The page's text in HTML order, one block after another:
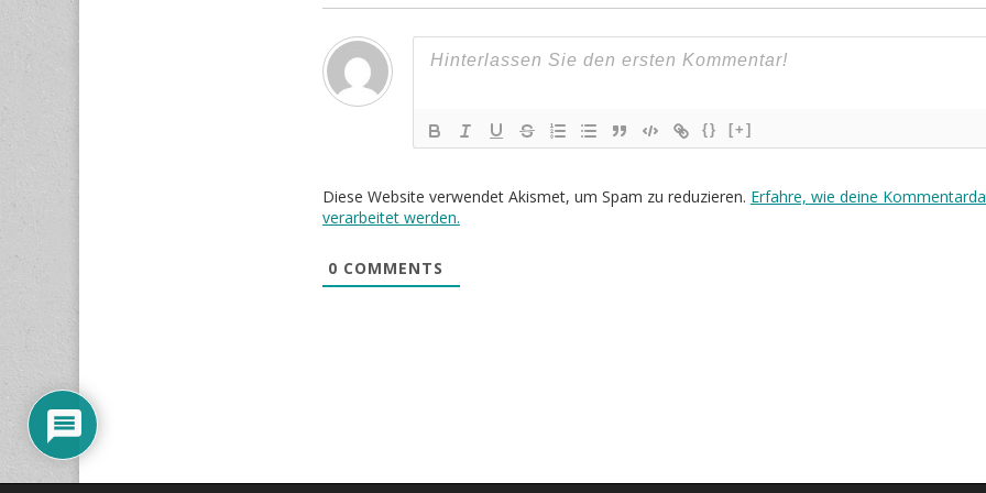
{} [+]
Diese Website verwendet Akismet, um Spam zu reduzieren. Erfahre, wie deine
verarbeitet werden.
0 COMMENTS